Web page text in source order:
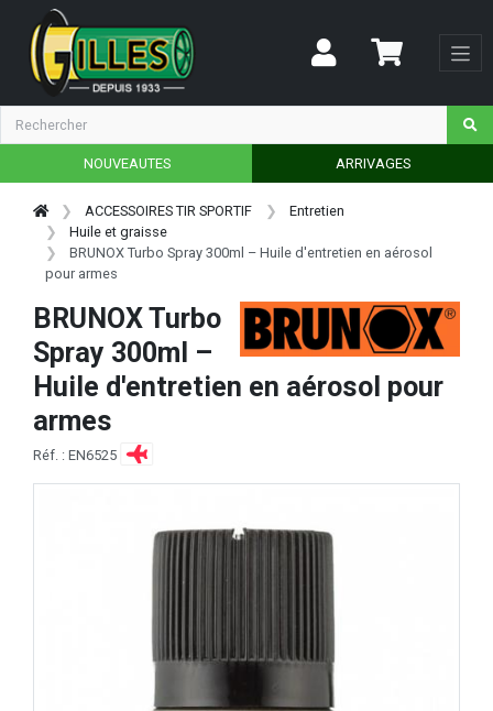
NOUVEAUTES ARRIVAGES
ACCESSOIRES TIR SPORTIF
Entretien
Huile et graisse
BRUNOX Turbo Spray 300ml – Huile d'entretien en aérosol
pour armes
BRUNOX Turbo
Spray 300ml –
Huile d'entretien en aérosol pour
armes
Réf. : EN6525